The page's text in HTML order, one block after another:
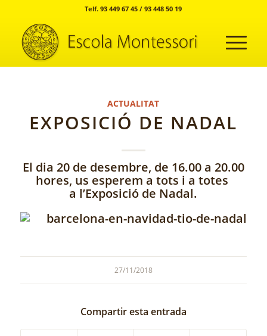
Telf. 93 449 67 45 / 93 448 50 19
ACTUALITAT
EXPOSICIÓ DE NADAL
El dia 20 de desembre, de 16.00 a 20.00
hores, us esperem a tots i a totes
a l’Exposició de Nadal.
27/11/2018
Compartir esta entrada